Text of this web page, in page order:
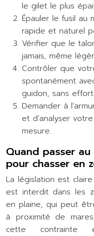
le gilet le plus
Épauler le fusil au
rapide et naturel
Vérifier que le
jamais, même
Contrôler que
spontanément
guidon, sans effort.
Demander à
et d’analyser
mesure.
Quand passer
pour chasser en
La législation est
est interdit dans les
en plaine, qui peut
à proximité de
cette contrainte